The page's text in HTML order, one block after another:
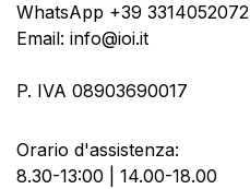
WhatsApp +39 3314052072
Email: info@ioi.it
P. IVA 08903690017
Orario d'assistenza:
8.30-13:00 | 14.00-18.00